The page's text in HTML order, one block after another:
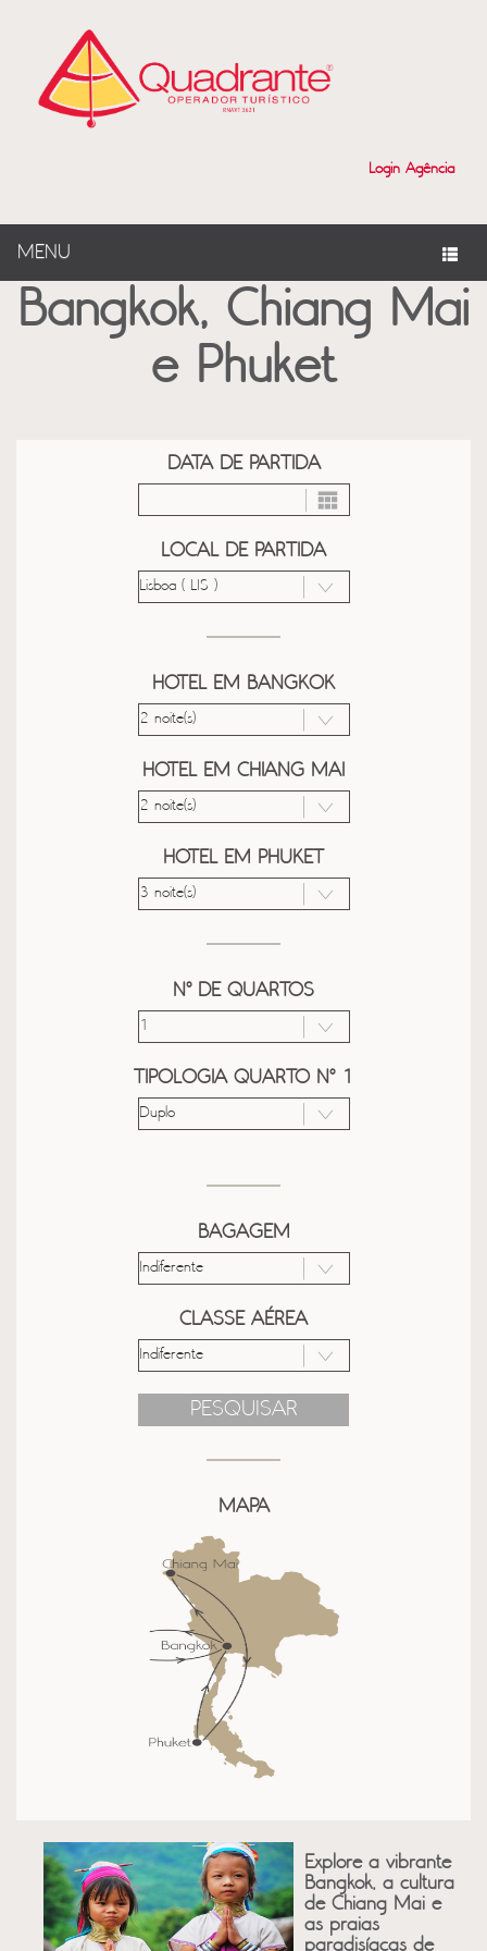
Login Agência
MENU
Bangkok, Chiang Mai
e Phuket
DATA DE PARTIDA
LOCAL DE PARTIDA
HOTEL EM BANGKOK
HOTEL EM CHIANG MAI
HOTEL EM PHUKET
Nº DE QUARTOS
TIPOLOGIA QUARTO Nº 1
BAGAGEM
CLASSE AÉREA
PESQUISAR
MAPA
Explore a vibrante
Bangkok, a cultura
de Chiang Mai e
as praias
paradisíacas de